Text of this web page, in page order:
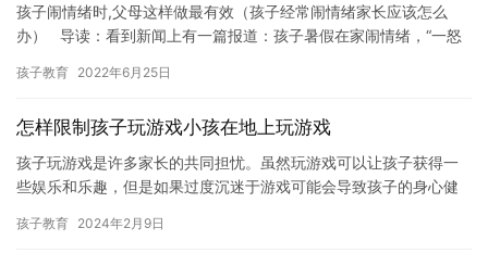
孩子闹情绪时,父母这样做最有效（孩子经常闹情绪家长应该怎么
办） 导读：看到新闻上有一篇报道：孩子暑假在家闹情绪，“一怒
孩子教育 2022年6月25日
怎样限制孩子玩游戏小孩在地上玩游戏
孩子玩游戏是许多家长的共同担忧。虽然玩游戏可以让孩子获得一
些娱乐和乐趣，但是如果过度沉迷于游戏可能会导致孩子的身心健
本文中…
孩子教育 2024年2月9日